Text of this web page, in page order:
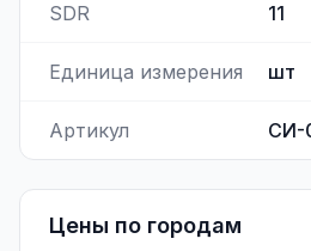
SDR 11
Единица измерения шт
Артикул СИ-
Цены по городам